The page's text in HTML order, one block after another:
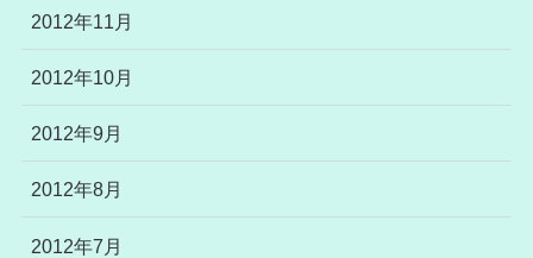
2012年11月
2012年10月
2012年9月
2012年8月
2012年7月